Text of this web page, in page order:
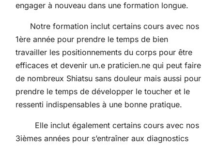
engager à nouveau dans une formation longue.
Notre formation inclut certains cours avec nos
1ère année pour prendre le temps de bien
travailler les positionnements du corps pour être
efficaces et devenir un.e praticien.ne qui peut faire
de nombreux Shiatsu sans douleur mais aussi pour
prendre le temps de développer le toucher et le
ressenti indispensables à une bonne pratique.
Elle inclut également certains cours avec nos
3ièmes années pour s’entraîner aux diagnostics